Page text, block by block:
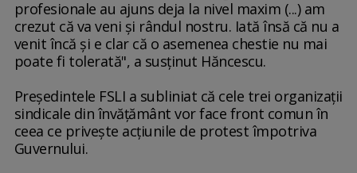
profesionale au ajuns deja la nivel maxim (...) am
crezut că va veni şi rândul nostru. Iată însă că nu a
venit încă şi e clar că o asemenea chestie nu mai
poate fi tolerată", a susţinut Hăncescu.
Preşedintele FSLI a subliniat că cele trei organizaţii
sindicale din învăţământ vor face front comun în
ceea ce priveşte acţiunile de protest împotriva
Guvernului.